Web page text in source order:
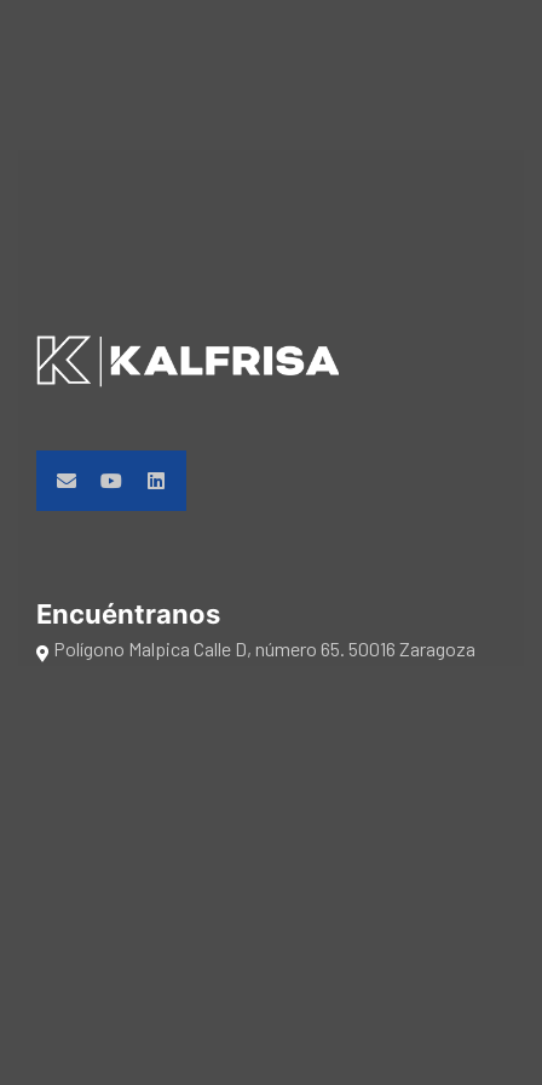
Encuéntranos
Polígono Malpica Calle D, número 65. 50016 Zaragoza